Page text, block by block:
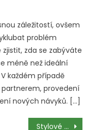
záležitostí, ovšem
problém
zda se zabýváte
méně než ideální
každém případě
provedení
nových návyků. […]
Stylové oblečení pro ženy Sqvele.com